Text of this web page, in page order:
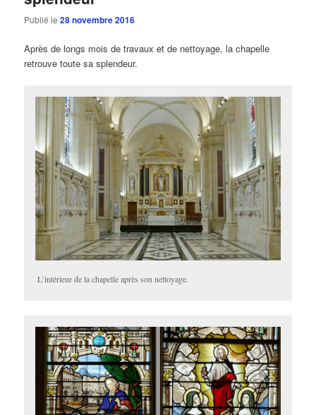
Publié le28 novembre 2016
Après de longs mois de travaux et de nettoyage, la chapelle
retrouve toute sa splendeur.
L’intérieur de la chapelle après son nettoyage.